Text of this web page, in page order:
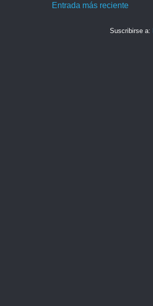
Entrada más reciente
Suscribirse a: